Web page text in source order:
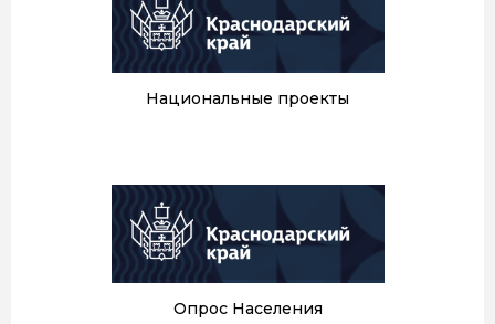
Национальные проекты
Опрос Населения